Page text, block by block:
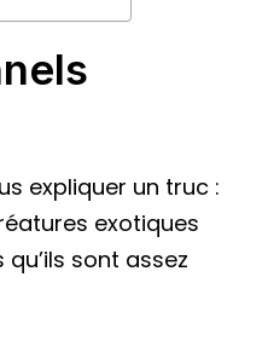
expliquer un truc :
exotiques
sont assez